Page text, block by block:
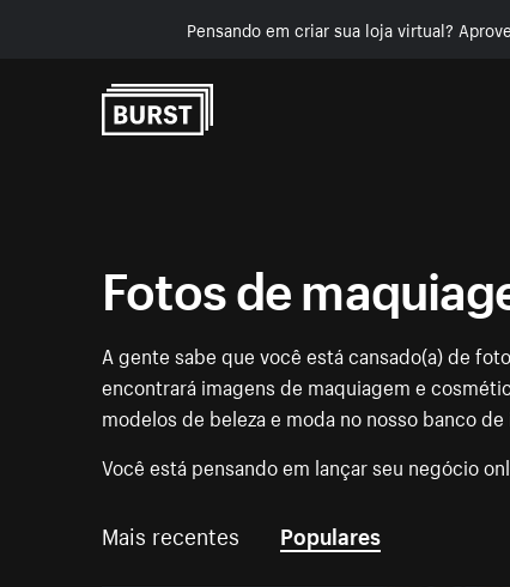
Pensando em criar sua loja virtual?
Fotos de
A gente sabe que você está cansado(a) de
encontrará imagens de maquiagem e
modelos de beleza e moda no nosso banco
Você está pensando em lançar seu negócio
Mais recentes Populares